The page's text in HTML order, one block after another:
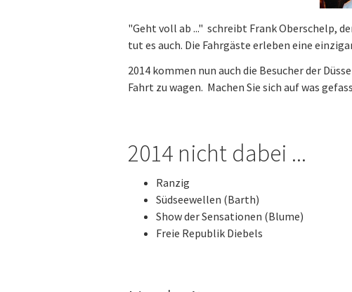
"Geht voll ab ..." schreibt Frank Oberschelp,
tut es auch. Die Fahrgäste erleben eine
2014 kommen nun auch die Besucher der
Fahrt zu wagen. Machen Sie sich auf was
2014 nicht dabei ...
Ranzig
Südseewellen (Barth)
Show der Sensationen (Blume)
Freie Republik Diebels